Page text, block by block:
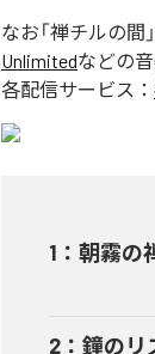
なお「禅チルの間
Unlimitedなどの
各配信サービス：
1 ： 朝霧の
2 ： 鐘のリ